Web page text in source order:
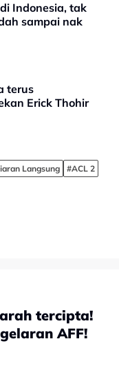
Indonesia, tak
sampai nak
terus
Erick Thohir
Langsung #ACL 2
tercipta!
AFF!